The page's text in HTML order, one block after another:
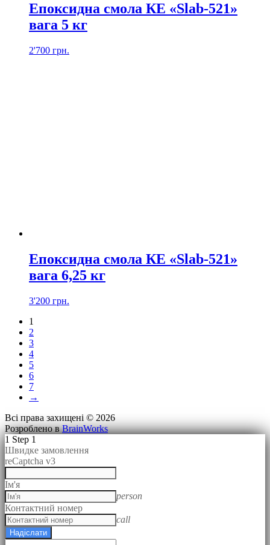
Епоксидна смола КЕ «Slab-521»
вага 5 кг
2'700 грн.
Епоксидна смола КЕ «Slab-521»
вага 6,25 кг
3'200 грн.
1
2
3
4
5
6
7
→
Всі права захищені © 2026
Розроблено вBrainWorks
1 Step 1
Швидке замовлення
reCaptcha v3
Ім'я
person
Контактний номер
call
Надіслати